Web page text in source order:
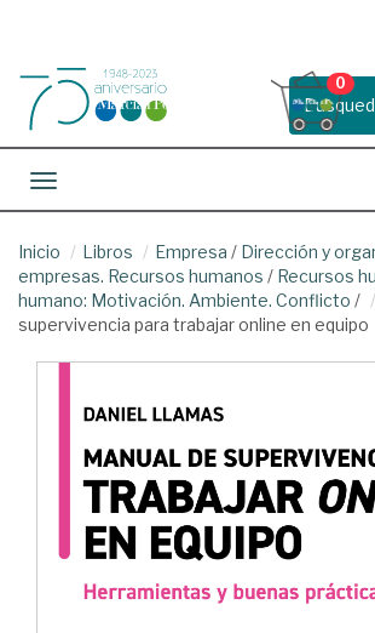
0
Toggle navigation
Inicio Libros Empresa / Dirección y
empresas. Recursos humanos / Recursos
humano: Motivación. Ambiente. Conflicto /
supervivencia para trabajar online en equipo